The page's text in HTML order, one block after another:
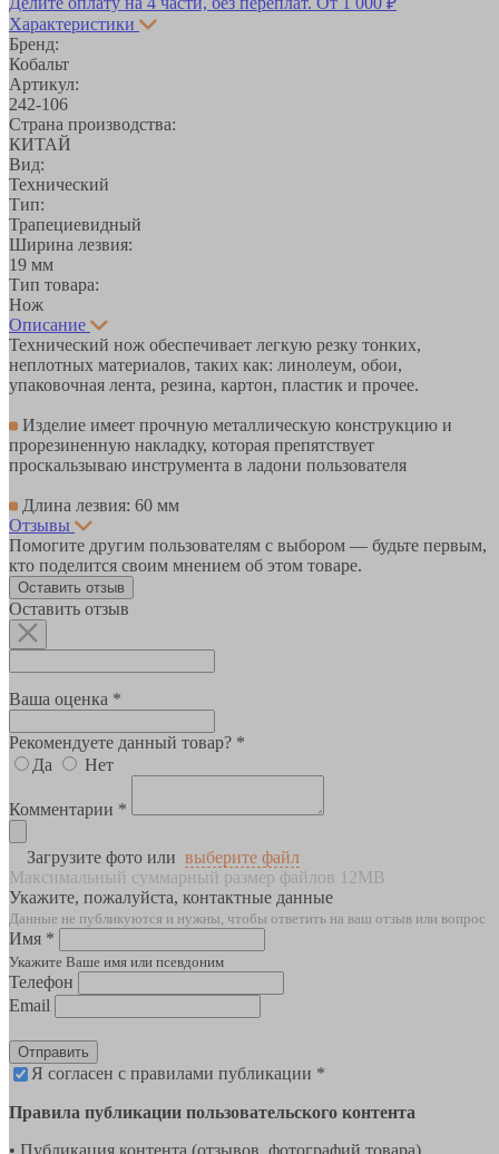
Характеристики
Бренд:
Кобальт
Артикул:
242-106
Страна производства:
КИТАЙ
Вид:
Технический
Тип:
Трапециевидный
Ширина лезвия:
19 мм
Тип товара:
Нож
Описание
Технический нож обеспечивает легкую резку тонких,
неплотных материалов, таких как: линолеум, обои,
упаковочная лента, резина, картон, пластик и прочее.
Изделие имеет прочную металлическую конструкцию и
прорезиненную накладку, которая препятствует
проскальзываю инструмента в ладони пользователя
Длина лезвия: 60 мм
Отзывы
Помогите другим пользователям с выбором — будьте первым,
кто поделится своим мнением об этом товаре.
Оставить отзыв
Оставить отзыв
Ваша оценка *
Рекомендуете данный товар? *
Да
Нет
Комментарии *
Загрузите фото или выберите файл
Максимальный суммарный размер файлов 12MB
Укажите, пожалуйста, контактные данные
Данные не публикуются и нужны, чтобы ответить на ваш отзыв или вопрос
Имя *
Укажите Ваше имя или псевдоним
Телефон
Email
Отправить
Я согласен с правилами публикации *
Правила публикации пользовательского контента
• Публикация контента (отзывов, фотографий товара)